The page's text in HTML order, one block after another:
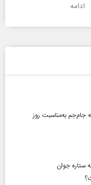
ادامه
جام‌جم به‌مناسبت روز
جوان